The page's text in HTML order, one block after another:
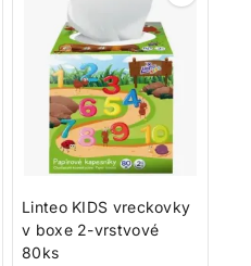
Linteo KIDS vreckovky
v boxe 2-vrstvové
80ks